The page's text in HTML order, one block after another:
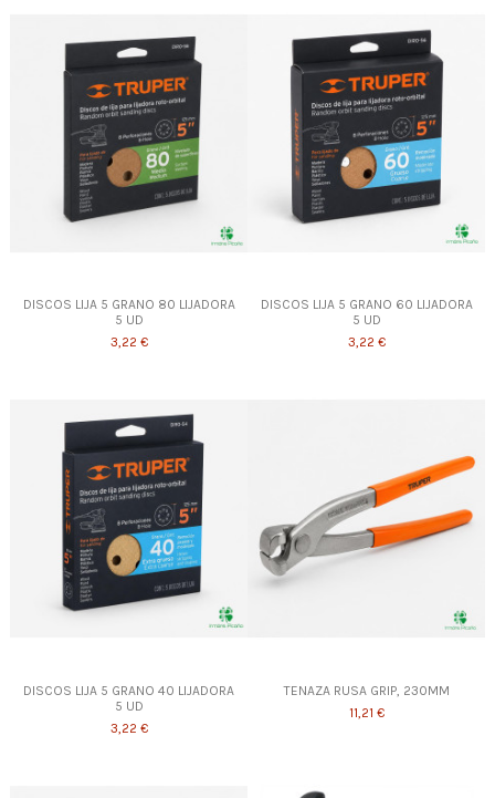
DISCOS LIJA 5 GRANO 80 LIJADORA
5 UD
3,22 €
DISCOS LIJA 5 GRANO 60 LIJADORA
5 UD
3,22 €
DISCOS LIJA 5 GRANO 40 LIJADORA
5 UD
3,22 €
TENAZA RUSA GRIP, 230MM
11,21 €